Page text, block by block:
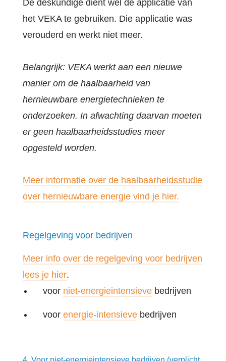
De deskundige dient wel de applicatie van
het VEKA te gebruiken. Die applicatie was
verouderd en werkt niet meer.
Belangrijk: VEKA werkt aan een nieuwe
manier om de haalbaarheid van
hernieuwbare energietechnieken te
onderzoeken. In afwachting daarvan moeten
er geen haalbaarheidsstudies meer
opgesteld worden.
Meer informatie over de haalbaarheidsstudie
over hernieuwbare energie vind je hier.
Regelgeving voor bedrijven
Meer info over de regelgeving voor bedrijven
lees je hier.
voor niet-energieintensievebedrijven
voor energie-intensievebedrijven